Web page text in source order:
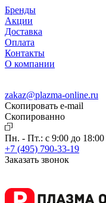
Бренды
Акции
Доставка
Оплата
Контакты
О компании
zakaz@plazma-online.ru
Скопировать e-mail
Cкопированно
Пн. - Пт.: с 9:00 до 18:00
+7 (495) 790-33-19
Заказать звонок